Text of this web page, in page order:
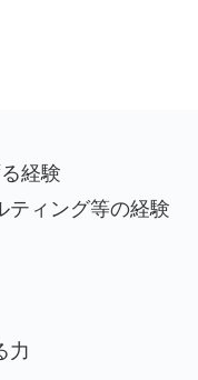
経験
ティング等の経験
力